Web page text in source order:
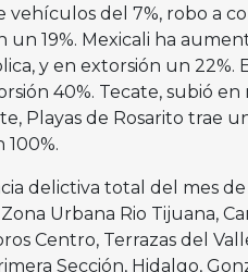
del 7%, robo a
un 19%. Mexicali ha
y en extorsión un 22%.
40%. Tecate, subió en
Playas de Rosarito trae
delictiva total del mes
Urbana Rio Tijuana,
Centro, Terrazas del
Sección, Hidalgo,